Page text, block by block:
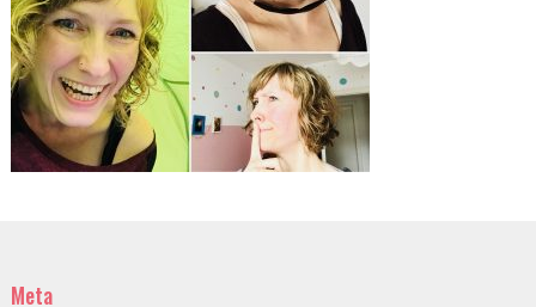
Meta